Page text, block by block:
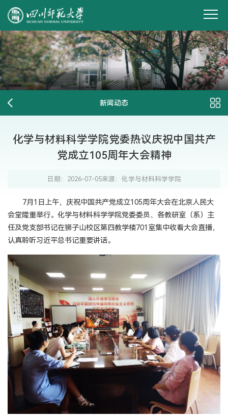
新闻动态
化学与材料科学学院党委热议庆祝中国共产
党成立105周年大会精神
日期：2026-07-05来源：化学与材料科学学院
7月1日上午，庆祝中国共产党成立105周年大会在北京人民大
会堂隆重举行。化学与材料科学学院党委委员、各教研室（系）主
任及党支部书记在狮子山校区第四教学楼701室集中收看大会直播，
认真聆听习近平总书记重要讲话。